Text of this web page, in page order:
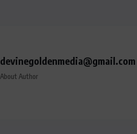
devinegoldenmedia@gmail.com
About Author